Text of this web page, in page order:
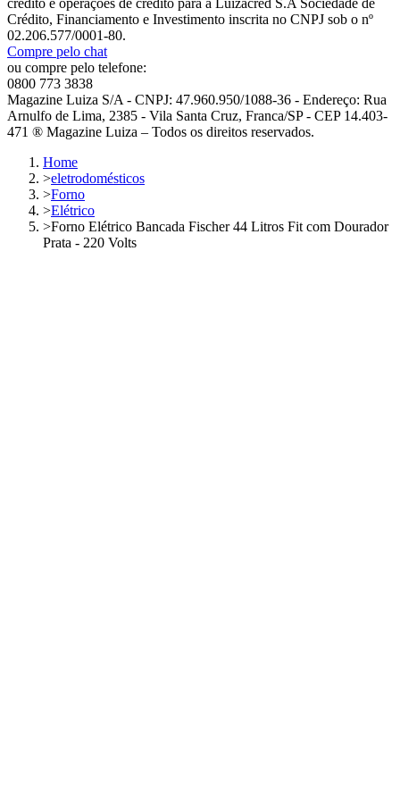
crédito e operações de crédito para a Luizacred S.A Sociedade de
Crédito, Financiamento e Investimento inscrita no CNPJ sob o nº
02.206.577/0001-80.
Compre pelo chat
ou compre pelo telefone:
0800 773 3838
Magazine Luiza S/A - CNPJ: 47.960.950/1088-36 - Endereço: Rua
Arnulfo de Lima, 2385 - Vila Santa Cruz, Franca/SP - CEP 14.403-
471 ® Magazine Luiza – Todos os direitos reservados.
Home
>eletrodomésticos
>Forno
>Elétrico
>Forno Elétrico Bancada Fischer 44 Litros Fit com Dourador
Prata - 220 Volts